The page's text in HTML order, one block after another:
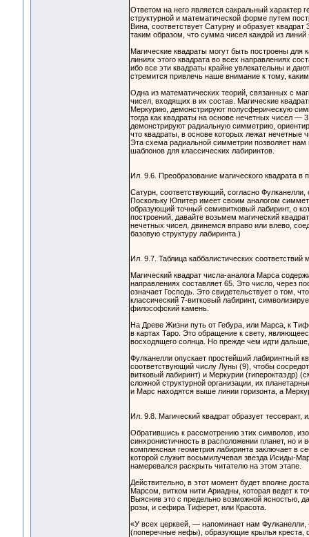
Ответом на него является сакральный характер
структурной и математической форме путем
Вина, соответствует Сатурну и образует
таким образом, что сумма чисел каждой из
Магические квадраты могут быть построены для
линиях этого квадрата во всех направлениях
ибо все эти квадраты крайне увлекательны и
стремится привлечь наше внимание к тому,
Одна из математических теорий, связанных с
чисел, входящих в их состав. Магические
Меркурию, демонстрируют полусферическую
тогда как квадраты на основе нечетных чисел
демонстрируют радиальную симметрию,
что квадраты, в основе которых лежат нечетные
Эта схема радиальной симметрии позволяет нам
шаблонов для классических лабиринтов.
Ил. 9.6. Преобразование магического квадрата в
Сатурн, соответствующий, согласно
Поскольку Юпитер имеет своим аналогом
образующий точный семивитковый лабиринт, о
построений, давайте возьмем магический
нечетных чисел, двинемся вправо или влево,
базовую структуру лабиринта.)
Ил. 9.7. Таблица каббалистических
Магический квадрат числа-аналога Марса
направлениях составляет 65. Это число, через
означает Господь. Это свидетельствует о том,
классический 7-витковый лабиринт,
философский камень.
На Древе Жизни путь от Гебура, или Марса, к
в картах Таро. Это обращение к свету,
восходящего солнца. Но прежде чем идти
Фулканелли опускает простейший лабиринтный
соответствующий числу Луны (9), чтобы
витковый лабиринт) и Меркурии (гипероктаэдр)
сложной структурной организации, их
и Марс находятся выше линии горизонта, а
Ил. 9.8. Магический квадрат образует тессеракт,
Обратившись к рассмотрению этих символов,
синхронистичность в расположении планет, но
комплексная геометрия лабиринта заключает в
которой служит восьмилучевая звезда Исиды-
намеревался раскрыть читателю на этом этапе.
Действительно, в этот момент будет вполне
Марсом, витком нити Ариадны, которая ведет к
Выяснив это с предельно возможной ясностью,
розы, и сефира Тиферет, или Красота.
«У всех церквей, — напоминает нам
(поперечные нефы), образующие крылья креста,